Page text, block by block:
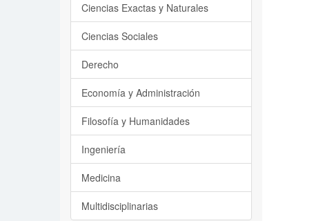
Ciencias Exactas y Naturales
Ciencias Sociales
Derecho
Economía y Administración
Filosofía y Humanidades
Ingeniería
Medicina
Multidisciplinarias